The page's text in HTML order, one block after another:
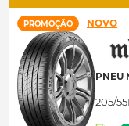
PROMOÇÃO NOVO
PNEU
205/